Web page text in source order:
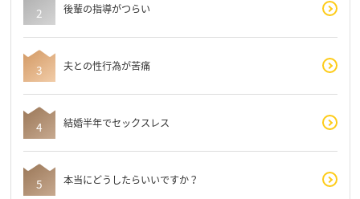
後輩の指導がつらい
夫との性行為が苦痛
結婚半年でセックスレス
本当にどうしたらいいですか？